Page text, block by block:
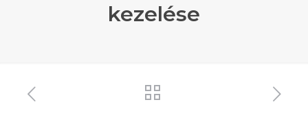
kezelése